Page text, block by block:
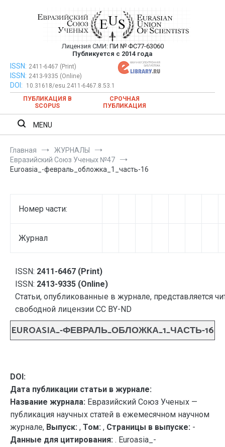
Евразийский Союз Ученых —
публикация научных статей в
ежемесячном научном журнале
Лицензия СМИ: ПИ № ФС77-63060
Публикуется с 2014 года
Евразийский Союз Ученых — публикация научных статей в
ежемесячном научном журнале
ISSN: 2411-6467 (Print)
ISSN: 2413-9335 (Online)
DOI:
10.31618/esu.2411-6467.8.53.1
ПУБЛИКАЦИЯ В
SCOPUS
СРОЧНАЯ
ПУБЛИКАЦИЯ
MENU
Главная
ЖУРНАЛЫ
Евразийский Союз Ученых №47
Euroasia_-февраль_обложка_1_часть-16
Номер части:
Журнал
ISSN: 2411-6467 (Print)
ISSN: 2413-9335 (Online)
Статьи, опубликованные в журнале, представляется
свободной лицензии CC BY-ND
EUROASIA_-ФЕВРАЛЬ_ОБЛОЖКА_1_ЧАСТЬ-16
DOI:
Дата публикации статьи в журнале:
Название журнала: Евразийский Союз Ученых —
публикация научных статей в ежемесячном научном
журнале, Выпуск: , Том: , Страницы в выпуске: -
Данные для цитирования: . Euroasia_-